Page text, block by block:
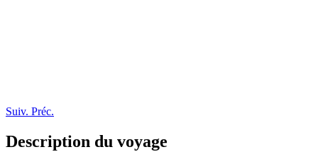
Suiv. Préc.
Description du voyage